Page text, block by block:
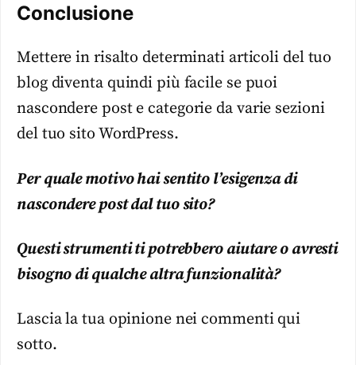
Conclusione
Mettere in risalto determinati articoli del tuo
blog diventa quindi più facile se puoi
nascondere post e categorie da varie sezioni
del tuo sito WordPress.
Per quale motivo hai sentito l’esigenza di
nascondere post dal tuo sito?
Questi strumenti ti potrebbero aiutare o avresti
bisogno di qualche altra funzionalità?
Lascia la tua opinione nei commenti qui
sotto.